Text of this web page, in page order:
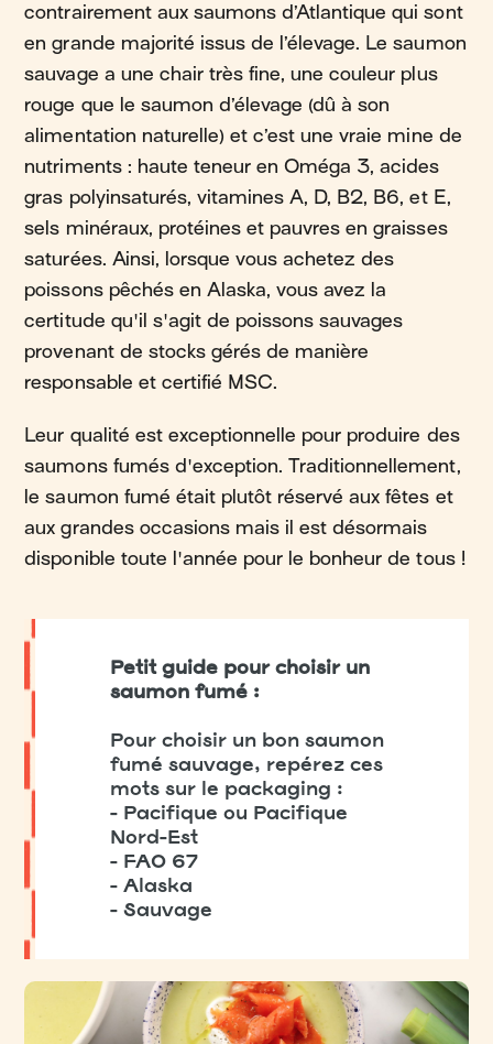
contrairement aux saumons d’Atlantique qui sont
en grande majorité issus de l’élevage. Le saumon
sauvage a une chair très fine, une couleur plus
rouge que le saumon d’élevage (dû à son
alimentation naturelle) et c’est une vraie mine de
nutriments : haute teneur en Oméga 3, acides
gras polyinsaturés, vitamines A, D, B2, B6, et E,
sels minéraux, protéines et pauvres en graisses
saturées. Ainsi, lorsque vous achetez des
poissons pêchés en Alaska, vous avez la
certitude qu'il s'agit de poissons sauvages
provenant de stocks gérés de manière
responsable et certifié MSC.
Leur qualité est exceptionnelle pour produire des
saumons fumés d'exception. Traditionnellement,
le saumon fumé était plutôt réservé aux fêtes et
aux grandes occasions mais il est désormais
disponible toute l'année pour le bonheur de tous !
Petit guide pour choisir un
saumon fumé :
Pour choisir un bon saumon
fumé sauvage, repérez ces
mots sur le packaging :
- Pacifique ou Pacifique
Nord-Est
- FAO 67
- Alaska
- Sauvage